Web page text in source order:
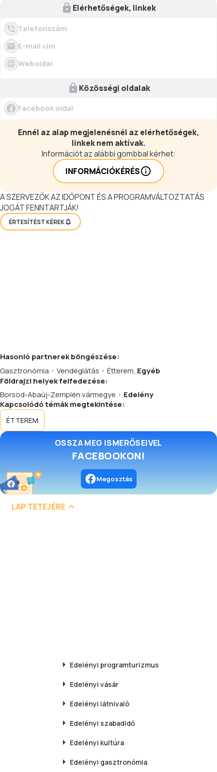
Elérhetőségek, linkek
Telefonszám
E-mail cím
Weboldal
Közösségi oldalak
Facebook oldal
Ennél az alap megjelenésnél az elérhetőségek,
linkek nem aktívak.
Információt az alábbi gombbal kérhet:
INFORMÁCIÓKÉRÉS
A SZERVEZŐK AZ IDŐPONT ÉS A PROGRAMVÁLTOZTATÁS
JOGÁT FENNTARTJÁK!
ÉRTESÍTÉST KÉREK
Hasonló partnerekböngészése:
Gasztronómia
Vendéglátás Étterem, Egyéb
Földrajzi helyek felfedezése:
Borsod-Abaúj-Zemplén vármegye
Edelény
Kapcsolódó témák megtekintése:
ÉTTEREM
OSSZA MEG ISMERŐSEIVEL
FACEBOOKON!
Megosztás
LAP TETEJÉRE
Edelényi programturizmus
Edelényi vásár
Edelényi látnivaló
Edelényi szabadidő
Edelényi kultúra
Edelényi gasztronómia